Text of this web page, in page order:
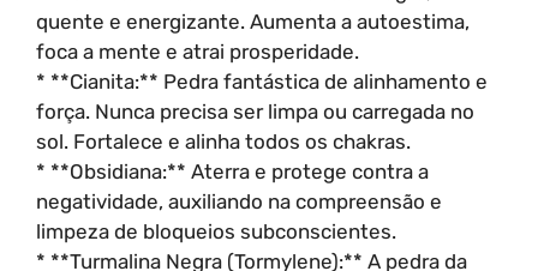
quente e energizante. Aumenta a autoestima,
foca a mente e atrai prosperidade.
* **Cianita:** Pedra fantástica de alinhamento e
força. Nunca precisa ser limpa ou carregada no
sol. Fortalece e alinha todos os chakras.
* **Obsidiana:** Aterra e protege contra a
negatividade, auxiliando na compreensão e
limpeza de bloqueios subconscientes.
* **Turmalina Negra (Tormylene):** A pedra da